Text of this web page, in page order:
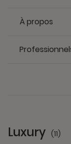
À propos
Luxury (11)